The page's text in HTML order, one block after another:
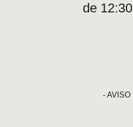
de
- AVISO